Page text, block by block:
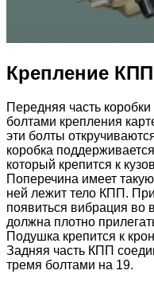
Крепление
Передняя часть
болтами крепления
эти болты
коробка
который крепится к
Поперечина имеет
ней лежит тело КПП.
появиться вибрация во
должна плотно
Подушка крепится к
Задняя часть КПП
тремя болтами на 19.